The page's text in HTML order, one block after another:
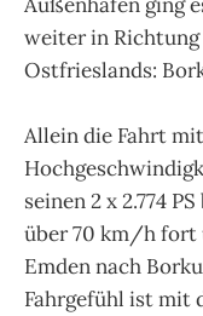
weiter in
Ostfrieslands:
Allein die Fahrt
seinen 2 x 2.774
über 70 km/h fort
Emden nach
Fahrgefühl ist mit